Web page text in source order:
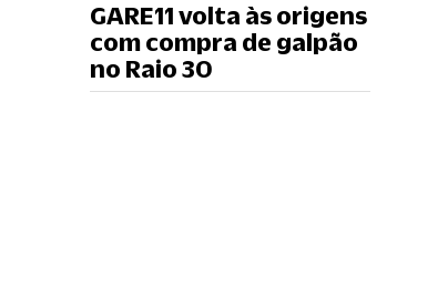
GARE11 volta às origens
com compra de galpão
no Raio 30